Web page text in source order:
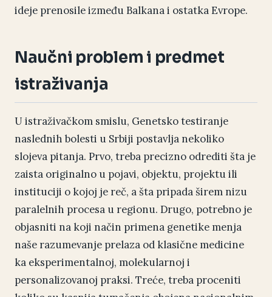
ideje prenosile između Balkana i ostatka Evrope.
Naučni problem i predmet
istraživanja
U istraživačkom smislu, Genetsko testiranje
naslednih bolesti u Srbiji postavlja nekoliko
slojeva pitanja. Prvo, treba precizno odrediti šta je
zaista originalno u pojavi, objektu, projektu ili
instituciji o kojoj je reč, a šta pripada širem nizu
paralelnih procesa u regionu. Drugo, potrebno je
objasniti na koji način primena genetike menja
naše razumevanje prelaza od klasične medicine
ka eksperimentalnoj, molekularnoj i
personalizovanoj praksi. Treće, treba proceniti